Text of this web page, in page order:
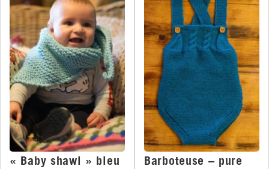
« Baby shawl » bleu
Barboteuse – pure